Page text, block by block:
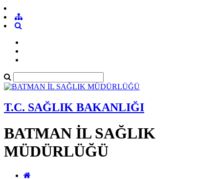
T.C. SAĞLIK BAKANLIĞI
BATMAN İL SAĞLIK
MÜDÜRLÜĞÜ